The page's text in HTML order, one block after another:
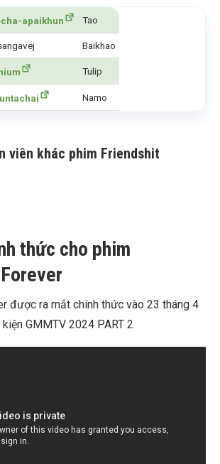
apaikhun Tao
Baikhao
Tulip
Namo
viên khác phim Friendshit
thức cho phim
được ra mắt chính thức vào 23 tháng 4
GMMTV 2024 PART 2